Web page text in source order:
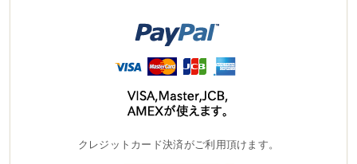
クレジットカード決済がご利用頂けます。